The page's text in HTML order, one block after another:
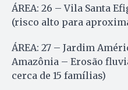
ÁREA: 26 – Vila Santa
(risco alto para
ÁREA: 27 – Jardim
Amazônia – Erosão
cerca de 15 famílias)